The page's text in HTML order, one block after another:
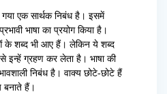
गया एक सार्थक निबंध है। इसमें
भाषा का प्रयोग किया है।
के शब्द भी आए हैं। लेकिन ये शब्द
इन्हें ग्रहण कर लेता है। भाषा की
निबंध है। वाक्य छोटे-छोटे हैं
बनाते हैं।